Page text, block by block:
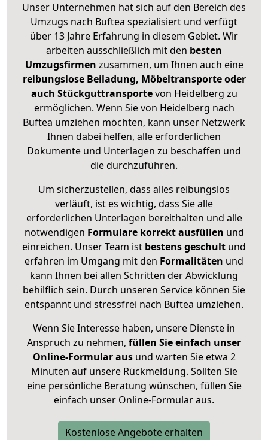
Unser Unternehmen hat sich auf den Bereich des
Umzugs nach Buftea spezialisiert und verfügt
über 13 Jahre Erfahrung in diesem Gebiet. Wir
arbeiten ausschließlich mit den besten
Umzugsfirmen zusammen, um Ihnen auch eine
reibungslose Beiladung, Möbeltransporte oder
auch Stückguttransportevon Heidelberg zu
ermöglichen. Wenn Sie von Heidelberg nach
Buftea umziehen möchten, kann unser Netzwerk
Ihnen dabei helfen, alle erforderlichen
Dokumente und Unterlagen zu beschaffen und
die durchzuführen.
Um sicherzustellen, dass alles reibungslos
verläuft, ist es wichtig, dass Sie alle
erforderlichen Unterlagen bereithalten und alle
notwendigen Formulare korrekt ausfüllen und
einreichen. Unser Team ist bestens geschult und
erfahren im Umgang mit den Formalitäten und
kann Ihnen bei allen Schritten der Abwicklung
behilflich sein. Durch unseren Service können Sie
entspannt und stressfrei nach Buftea umziehen.
Wenn Sie Interesse haben, unsere Dienste in
Anspruch zu nehmen, füllen Sie einfach unser
Online-Formular ausund warten Sie etwa 2
Minuten auf unsere Rückmeldung. Sollten Sie
eine persönliche Beratung wünschen, füllen Sie
einfach unser Online-Formular aus.
Kostenlose Angebote erhalten